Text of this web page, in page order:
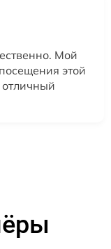
Мой
этой